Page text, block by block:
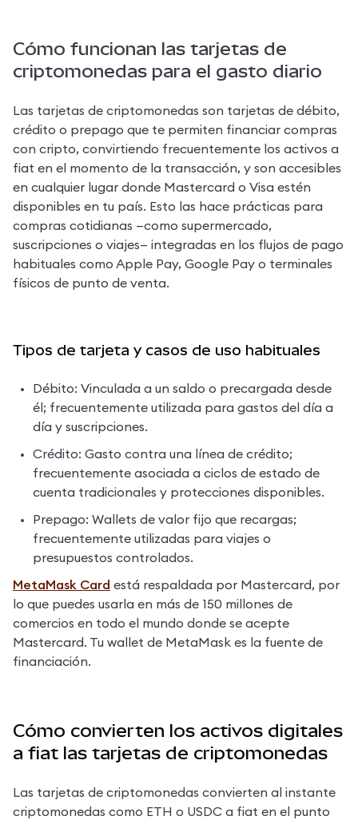
Cómo funcionan las tarjetas de
criptomonedas para el gasto diario
Las tarjetas de criptomonedas son tarjetas de débito,
crédito o prepago que te permiten financiar compras
con cripto, convirtiendo frecuentemente los activos a
fiat en el momento de la transacción, y son accesibles
en cualquier lugar donde Mastercard o Visa estén
disponibles en tu país. Esto las hace prácticas para
compras cotidianas —como supermercado,
suscripciones o viajes— integradas en los flujos de pago
habituales como Apple Pay, Google Pay o terminales
físicos de punto de venta.
Tipos de tarjeta y casos de uso habituales
Débito: Vinculada a un saldo o precargada desde
él; frecuentemente utilizada para gastos del día a
día y suscripciones.
Crédito: Gasto contra una línea de crédito;
frecuentemente asociada a ciclos de estado de
cuenta tradicionales y protecciones disponibles.
Prepago: Wallets de valor fijo que recargas;
frecuentemente utilizadas para viajes o
presupuestos controlados.
MetaMask Card está respaldada por Mastercard, por
lo que puedes usarla en más de 150 millones de
comercios en todo el mundo donde se acepte
Mastercard. Tu wallet de MetaMask es la fuente de
financiación.
Cómo convierten los activos digitales
a fiat las tarjetas de criptomonedas
Las tarjetas de criptomonedas convierten al instante
criptomonedas como ETH o USDC a fiat en el punto